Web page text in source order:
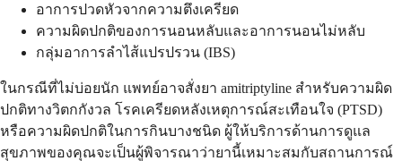
อาการปวดหัวจากความตึงเครียด
ความผิดปกติของการนอนหลับและอาการนอนไม่หลับ
กลุ่มอาการลำไส้แปรปรวน (IBS)
ในกรณีที่ไม่บ่อยนัก แพทย์อาจสั่งยา amitriptyline สำหรับความผิด
ปกติทางวิตกกังวล โรคเครียดหลังเหตุการณ์สะเทือนใจ (PTSD)
หรือความผิดปกติในการกินบางชนิด ผู้ให้บริการด้านการดูแล
สุขภาพของคุณจะเป็นผู้พิจารณาว่ายานี้เหมาะสมกับสถานการณ์